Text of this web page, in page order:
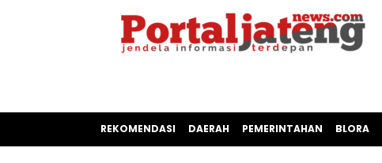
REKOMENDASI DAERAH PEMERINTAHAN BLORA